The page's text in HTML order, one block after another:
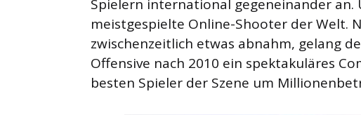
Spielern international gegeneinander an.
meistgespielte Online-Shooter der Welt.
zwischenzeitlich etwas abnahm, gelang
Offensive nach 2010 ein spektakuläres
besten Spieler der Szene um